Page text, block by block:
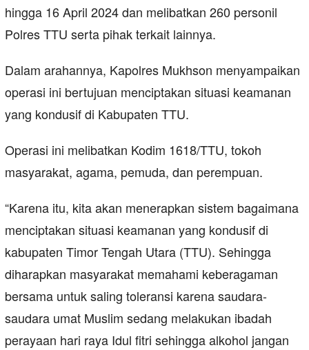
hingga 16 April 2024 dan melibatkan 260 personil
Polres TTU serta pihak terkait lainnya.
Dalam arahannya, Kapolres Mukhson menyampaikan
operasi ini bertujuan menciptakan situasi keamanan
yang kondusif di Kabupaten TTU.
Operasi ini melibatkan Kodim 1618/TTU, tokoh
masyarakat, agama, pemuda, dan perempuan.
“Karena itu, kita akan menerapkan sistem bagaimana
menciptakan situasi keamanan yang kondusif di
kabupaten Timor Tengah Utara (TTU). Sehingga
diharapkan masyarakat memahami keberagaman
bersama untuk saling toleransi karena saudara-
saudara umat Muslim sedang melakukan ibadah
perayaan hari raya Idul fitri sehingga alkohol jangan